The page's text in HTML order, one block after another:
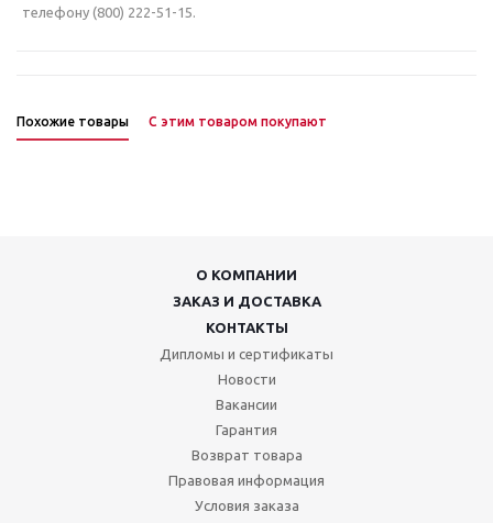
телефону (800) 222-51-15.
Похожие товары С этим товаром покупают
О КОМПАНИИ
ЗАКАЗ И ДОСТАВКА
КОНТАКТЫ
Дипломы и сертификаты
Новости
Вакансии
Гарантия
Возврат товара
Правовая информация
Условия заказа